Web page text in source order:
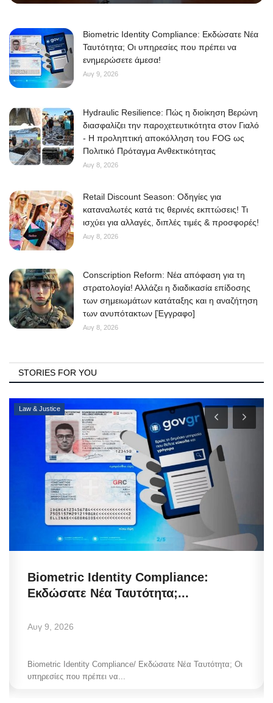
Biometric Identity Compliance: Εκδώσατε Νέα
Ταυτότητα; Οι υπηρεσίες που πρέπει να
ενημερώσετε άμεσα!
Αυγ 9, 2026
Hydraulic Resilience: Πώς η διοίκηση Βερώνη
διασφαλίζει την παροχετευτικότητα στον Γιαλό
- Η προληπτική αποκόλληση του FOG ως
Πολιτικό Πρόταγμα Ανθεκτικότητας
Αυγ 8, 2026
Retail Discount Season: Οδηγίες για
καταναλωτές κατά τις θερινές εκπτώσεις! Τι
ισχύει για αλλαγές, διπλές τιμές & προσφορές!
Αυγ 8, 2026
Conscription Reform: Νέα απόφαση για τη
στρατολογία! Αλλάζει η διαδικασία επίδοσης
των σημειωμάτων κατάταξης και η αναζήτηση
των ανυπότακτων [Έγγραφο]
Αυγ 8, 2026
STORIES FOR YOU
Law & Justice
Biometric Identity Compliance:
Εκδώσατε Νέα Ταυτότητα;...
Αυγ 9, 2026
Biometric Identity Compliance/ Εκδώσατε Νέα Ταυτότητα; Οι
υπηρεσίες που πρέπει να...